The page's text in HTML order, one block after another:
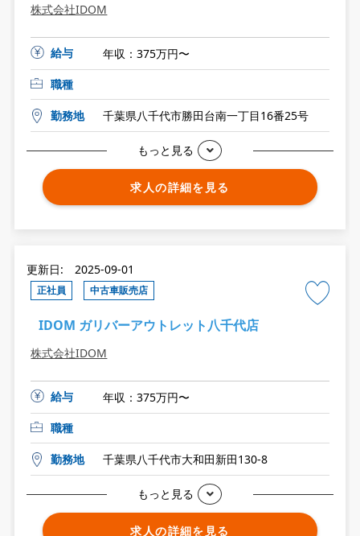
株式会社IDOM
給与
年収：375万円〜
職種
勤務地 千葉県八千代市勝田台南一丁目16番25号
もっと見る
求人の詳細を見る
更新日: 2025-09-01
正社員 中古車販売店
IDOM ガリバーアウトレット八千代店
株式会社IDOM
給与
年収：375万円〜
職種
勤務地 千葉県八千代市大和田新田130-8
もっと見る
求人の詳細を見る